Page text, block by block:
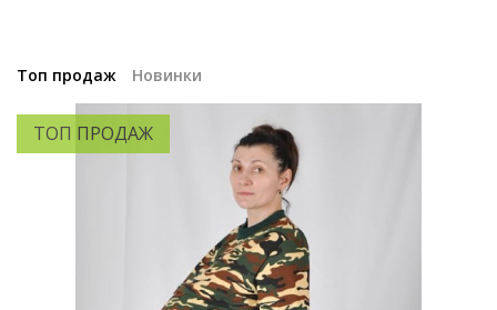
Топ продаж Новинки
ТОП ПРОДАЖ